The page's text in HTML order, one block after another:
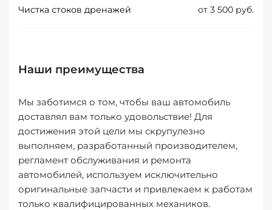
Чистка стоков дренажей от 3 500 руб.
Наши преимущества
Мы заботимся о том, чтобы ваш автомобиль
доставлял вам только удовольствие! Для
достижения этой цели мы скрупулезно
выполняем, разработанный производителем,
регламент обслуживания и ремонта
автомобилей, используем исключительно
оригинальные запчасти и привлекаем к работам
только квалифицированных механиков.